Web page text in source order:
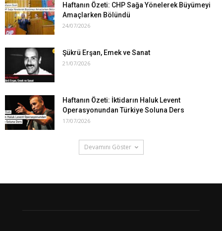
Haftanın Özeti: CHP Sağa Yönelerek Büyümeyi
Amaçlarken Bölündü
24/07/2026
Şükrü Erşan, Emek ve Sanat
21/07/2026
Haftanın Özeti: İktidarın Haluk Levent
Operasyonundan Türkiye Soluna Ders
17/07/2026
Devamını Göster